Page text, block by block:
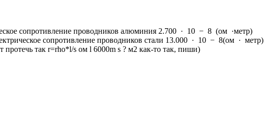
сопротивление проводников алюминия 2.700 · 10 − 8 (ом ·метр)
сопротивление проводников стали 13.000 · 10 − 8(ом · метр)
так r=rho*l/s ом l 6000m s ? м2 как-то так, пиши)